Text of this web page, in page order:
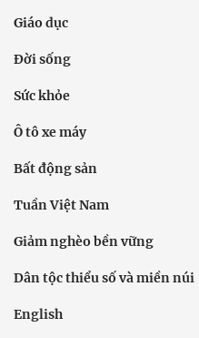
Giáo dục
Đời sống
Sức khỏe
Ô tô xe máy
Bất động sản
Tuần Việt Nam
Giảm nghèo bền vững
Dân tộc thiểu số và miền núi
English